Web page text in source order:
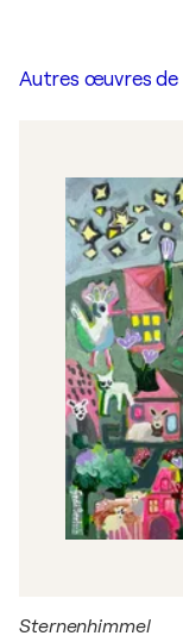
Autres œuvres de
Sternenhimmel